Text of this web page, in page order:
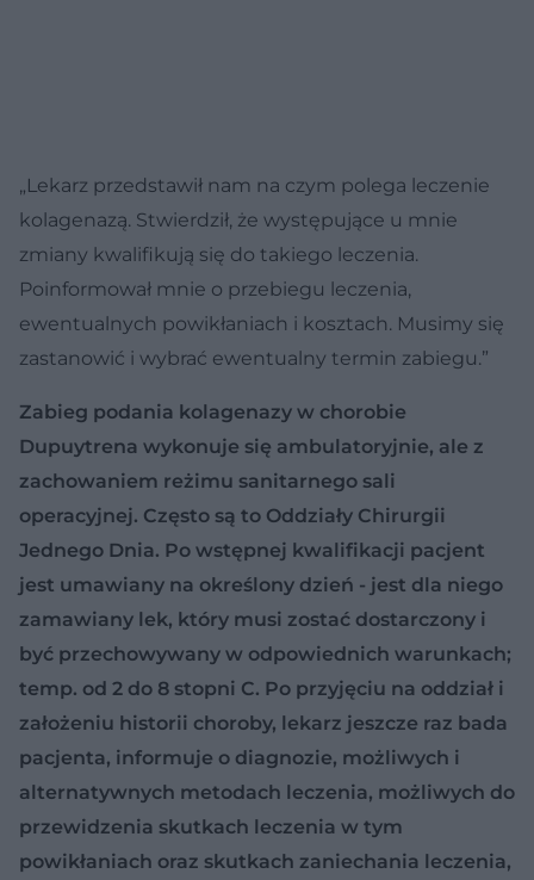
„Lekarz przedstawił nam na czym polega leczenie
kolagenazą. Stwierdził, że występujące u mnie
zmiany kwalifikują się do takiego leczenia.
Poinformował mnie o przebiegu leczenia,
ewentualnych powikłaniach i kosztach. Musimy się
zastanowić i wybrać ewentualny termin zabiegu.”
Zabieg podania kolagenazy w chorobie
Dupuytrena wykonuje się ambulatoryjnie, ale z
zachowaniem reżimu sanitarnego sali
operacyjnej. Często są to Oddziały Chirurgii
Jednego Dnia. Po wstępnej kwalifikacji pacjent
jest umawiany na określony dzień - jest dla niego
zamawiany lek, który musi zostać dostarczony i
być przechowywany w odpowiednich warunkach;
temp. od 2 do 8 stopni C. Po przyjęciu na oddział i
założeniu historii choroby, lekarz jeszcze raz bada
pacjenta, informuje o diagnozie, możliwych i
alternatywnych metodach leczenia, możliwych do
przewidzenia skutkach leczenia w tym
powikłaniach oraz skutkach zaniechania leczenia,